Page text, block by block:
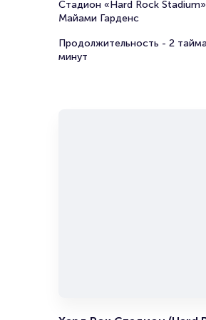
Стадион «Hard Rock
Майами Гарденс
Продолжительность - 2
минут